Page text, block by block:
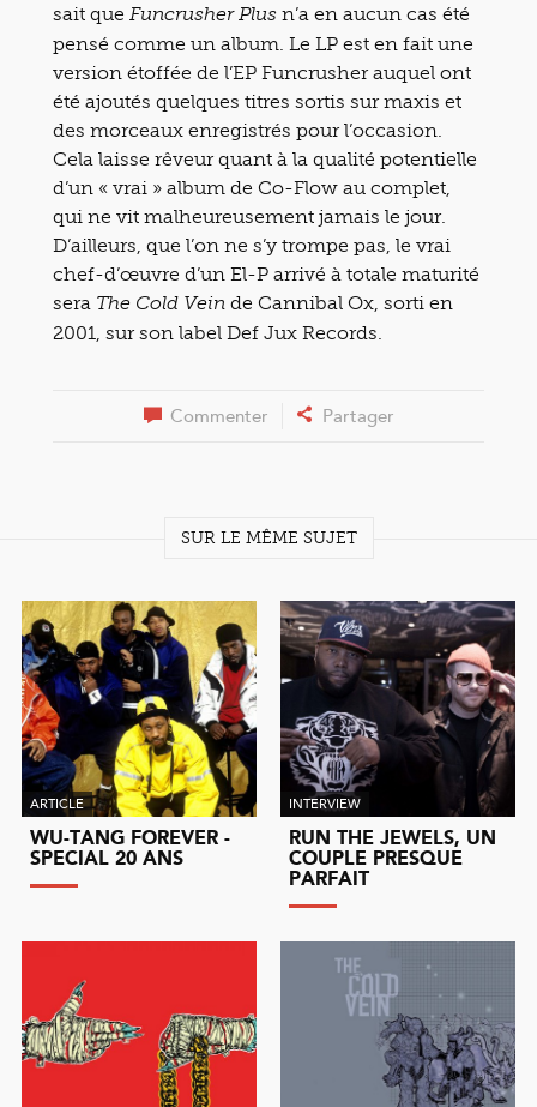
sait que Funcrusher Plus n’a en aucun cas été
pensé comme un album. Le LP est en fait une
version étoffée de l’EP Funcrusher auquel ont
été ajoutés quelques titres sortis sur maxis et
des morceaux enregistrés pour l’occasion.
Cela laisse rêveur quant à la qualité potentielle
d’un « vrai » album de Co-Flow au complet,
qui ne vit malheureusement jamais le jour.
D’ailleurs, que l’on ne s’y trompe pas, le vrai
chef-d’œuvre d’un El-P arrivé à totale maturité
sera The Cold Vein de Cannibal Ox, sorti en
2001, sur son label Def Jux Records.
Commenter Partager
SUR LE MÊME SUJET
ARTICLE
WU-TANG FOREVER -
SPECIAL 20 ANS
INTERVIEW
RUN THE JEWELS, UN
COUPLE PRESQUE
PARFAIT